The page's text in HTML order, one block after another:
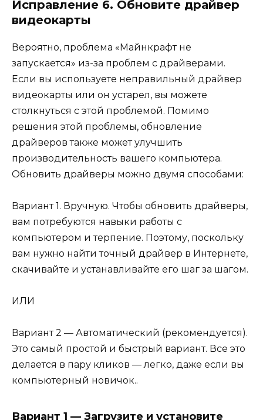
Исправление 6. Обновите драйвер
видеокарты
Вероятно, проблема «Майнкрафт не
запускается» из-за проблем с драйверами.
Если вы используете неправильный драйвер
видеокарты или он устарел, вы можете
столкнуться с этой проблемой. Помимо
решения этой проблемы, обновление
драйверов также может улучшить
производительность вашего компьютера.
Обновить драйверы можно двумя способами:
Вариант 1. Вручную. Чтобы обновить драйверы,
вам потребуются навыки работы с
компьютером и терпение. Поэтому, поскольку
вам нужно найти точный драйвер в Интернете,
скачивайте и устанавливайте его шаг за шагом.
ИЛИ
Вариант 2 — Автоматический (рекомендуется).
Это самый простой и быстрый вариант. Все это
делается в пару кликов — легко, даже если вы
компьютерный новичок..
Вариант 1 — Загрузите и установите